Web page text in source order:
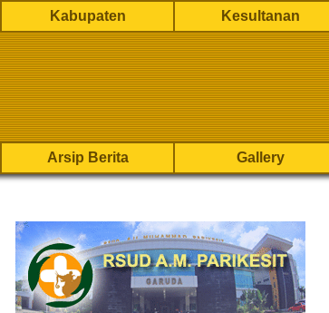
Kabupaten Kesultanan
Arsip Berita Gallery